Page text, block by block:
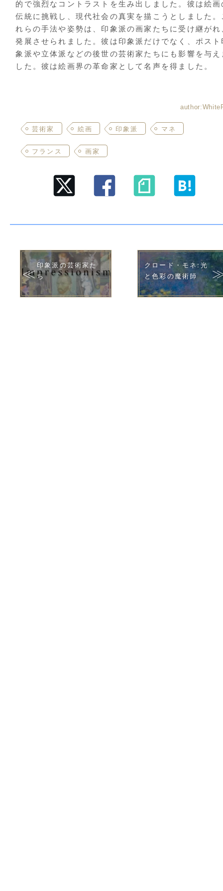
的で強烈なコントラストを生み出しました。彼は絵画
伝統に挑戦し、現代社会の真実を描こうとしました。
れらの手法や姿勢は、印象派の画家たちに受け継がれ
発展させられました。彼は印象派だけでなく、ポスト
象派や立体派などの後世の芸術家たちにも影響を与え
した。彼は絵画界の革命家として名声を得ました。
芸術家 絵画 印象派 マネ
フランス 画家
印象派の芸術家た
ち
クロード・モネ:光
と色彩の魔術師